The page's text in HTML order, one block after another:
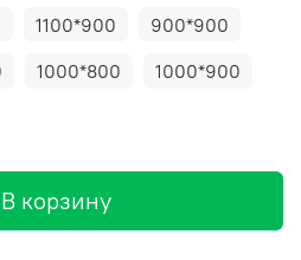
1100*900
900*900
1000*800
1000*900
В корзину